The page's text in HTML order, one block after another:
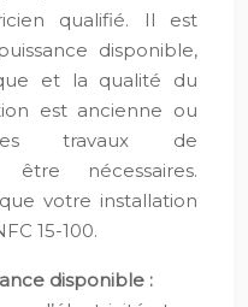
qualifié. Il est
disponible,
et la qualité du
est ancienne ou
des travaux de
être nécessaires.
votre installation
15-100.
disponible :